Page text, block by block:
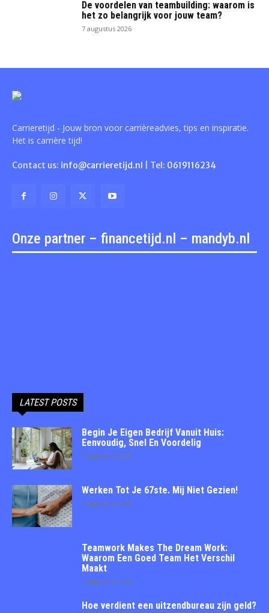
De voordelen van teambuilding: waarom is
het zo belangrijk voor jouw team?
7 augustus 2026
Carrieretijd - Jouw bron voor carrièreadvies, tips en inspiratie.
Het is carrière tijd!
Contact us: info@carrieretijd.nl | Tel: 0619116234
Onze partner – financetijd.nl – mandyb.nl
LATEST POSTS
Begin Je Eigen Bedrijf Vanuit Huis:
Eenvoudig, Snel En Voordelig
7 augustus 2026
Werken Tot Je 67ste. Mij Niet Gezien!
7 augustus 2026
Teamwork Makes The Dream Work:
Waarom Een Goed Team Het Verschil
Maakt
7 augustus 2026
Hoe verdient een uitzendbureau zijn geld?